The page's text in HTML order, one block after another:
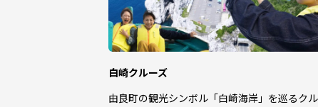
白崎クルーズ
由良町の観光シンボル「白崎海岸」を巡るク